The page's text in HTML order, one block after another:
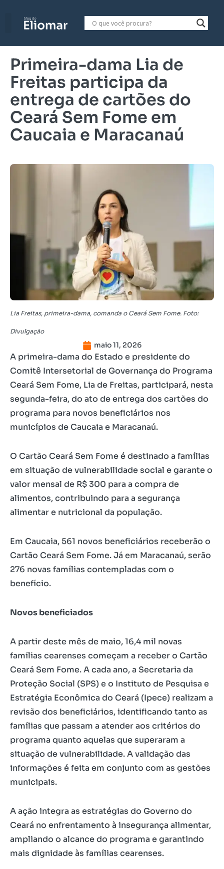
Primeira-dama Lia de
Freitas participa da
entrega de cartões do
Ceará Sem Fome em
Caucaia e Maracanaú
Lia Freitas, primeira-dama, comanda o Ceará Sem Fome. Foto:
Divulgação
maio 11, 2026
A primeira-dama do Estado e presidente do
Comitê Intersetorial de Governança do Programa
Ceará Sem Fome, Lia de Freitas, participará, nesta
segunda-feira, do ato de entrega dos cartões do
programa para novos beneficiários nos
municípios de Caucaia e Maracanaú.
O Cartão Ceará Sem Fome é destinado a famílias
em situação de vulnerabilidade social e garante o
valor mensal de R$ 300 para a compra de
alimentos, contribuindo para a segurança
alimentar e nutricional da população.
Em Caucaia, 561 novos beneficiários receberão o
Cartão Ceará Sem Fome. Já em Maracanaú, serão
276 novas famílias contempladas com o
benefício.
Novos beneficiados
A partir deste mês de maio, 16,4 mil novas
famílias cearenses começam a receber o Cartão
Ceará Sem Fome. A cada ano, a Secretaria da
Proteção Social (SPS) e o Instituto de Pesquisa e
Estratégia Econômica do Ceará (Ipece) realizam a
revisão dos beneficiários, identificando tanto as
famílias que passam a atender aos critérios do
programa quanto aquelas que superaram a
situação de vulnerabilidade. A validação das
informações é feita em conjunto com as gestões
municipais.
A ação integra as estratégias do Governo do
Ceará no enfrentamento à insegurança alimentar,
ampliando o alcance do programa e garantindo
mais dignidade às famílias cearenses.